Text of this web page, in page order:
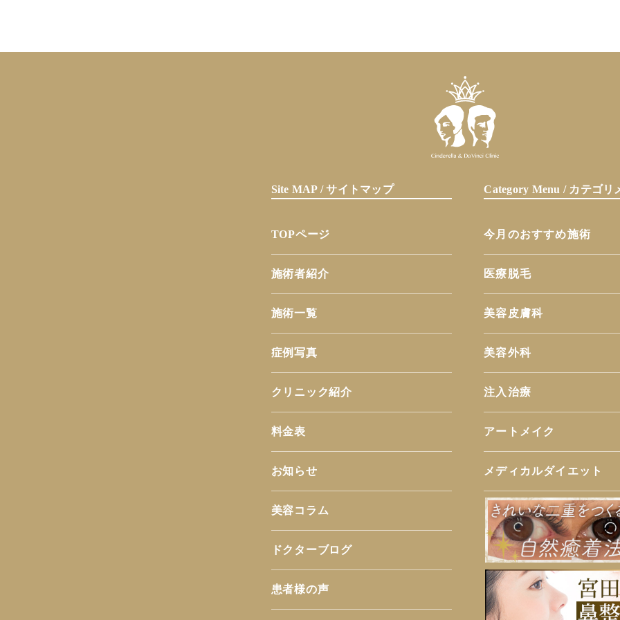
Site MAP / サイトマップ
TOPページ
施術者紹介
施術一覧
症例写真
クリニック紹介
料金表
お知らせ
美容コラム
ドクターブログ
患者様の声
Category Menu / カテゴリ
今月のおすすめ施術
医療脱毛
美容皮膚科
美容外科
注入治療
アートメイク
メディカルダイエット